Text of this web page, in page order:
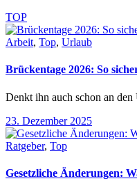
TOP
Arbeit, Top, Urlaub
Brückentage 2026: So
Denkt ihn auch schon an den
23. Dezember 2025
Ratgeber, Top
Gesetzliche Änderungen: